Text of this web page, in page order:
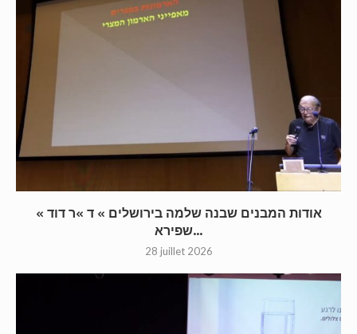
« אודות המבנים שבנה שלמה בירושלים » ד »ר דוד
שפירא...
28 juillet 2026